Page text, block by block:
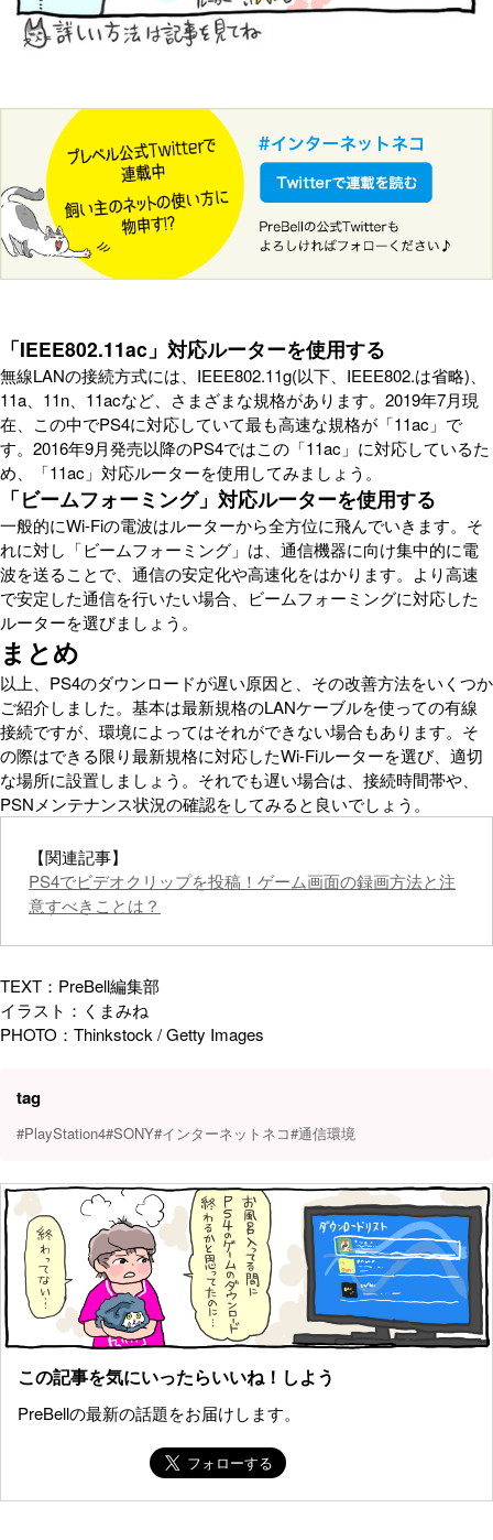
「IEEE802.11ac」対応ルーターを使用する
無線LANの接続方式には、IEEE802.11g(以下、IEEE802.は省略)、
11a、11n、11acなど、さまざまな規格があります。2019年7月現
在、この中でPS4に対応していて最も高速な規格が「11ac」で
す。2016年9月発売以降のPS4ではこの「11ac」に対応しているた
め、「11ac」対応ルーターを使用してみましょう。
「ビームフォーミング」対応ルーターを使用する
一般的にWi-Fiの電波はルーターから全方位に飛んでいきます。そ
れに対し「ビームフォーミング」は、通信機器に向け集中的に電
波を送ることで、通信の安定化や高速化をはかります。より高速
で安定した通信を行いたい場合、ビームフォーミングに対応した
ルーターを選びましょう。
まとめ
以上、PS4のダウンロードが遅い原因と、その改善方法をいくつか
ご紹介しました。基本は最新規格のLANケーブルを使っての有線
接続ですが、環境によってはそれができない場合もあります。そ
の際はできる限り最新規格に対応したWi-Fiルーターを選び、適切
な場所に設置しましょう。それでも遅い場合は、接続時間帯や、
PSNメンテナンス状況の確認をしてみると良いでしょう。
【関連記事】
PS4でビデオクリップを投稿！ゲーム画面の録画方法と注
意すべきことは？
TEXT：PreBell編集部
イラスト：くまみね
PHOTO：Thinkstock / Getty Images
tag
#PlayStation4#SONY#インターネットネコ#通信環境
この記事を気にいったらいいね！しよう
PreBellの最新の話題をお届けします。